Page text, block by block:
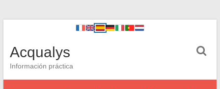
Acqualys
Información práctica